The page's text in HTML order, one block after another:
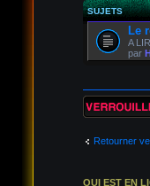
SUJETS
Le
A
par
Forum
Retourner
QUI EST EN